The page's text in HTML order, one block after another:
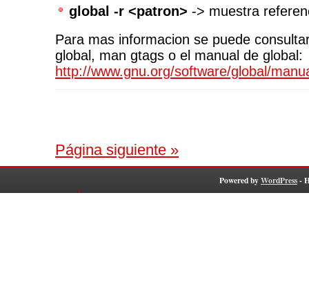
global -r <patron> -> muestra
Para mas informacion se puede
global, man gtags o el manual de global:
http://www.gnu.org/software/global/
Página siguiente »
Powered byWordPress-